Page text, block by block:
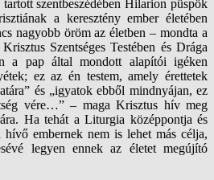
szentbeszédében Hilarion püspök
a keresztény ember életében
nagyobb öröm az életben – mondta a
Szentséges Testében és Drága
a pap által mondott alapítói igéken
ez az én testem, amely érettetek
és „igyatok ebből mindnyájan, ez
vére…” – maga Krisztus hív meg
Ha tehát a Liturgia középpontja és
embernek nem is lehet más célja,
legyen ennek az életet megújító